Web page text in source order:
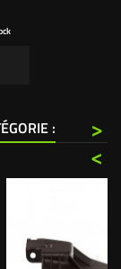
:
>
<